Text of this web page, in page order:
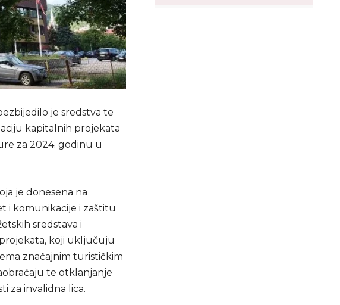
je sredstva te
kapitalnih projekata
za 2024. godinu u
je donesena na
i komunikacije i zaštitu
sredstava i
koji uključuju
značajnim turističkim
te otklanjanje
za invalidna lica.